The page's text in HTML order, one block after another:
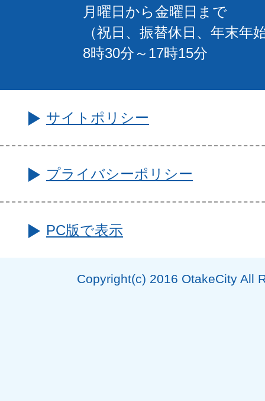
月曜日から金曜日まで
（祝日、振替休日、年末年
8時30分～17時15分
サイトポリシー
プライバシーポリシー
PC版で表示
Copyright(c) 2016 OtakeCity All